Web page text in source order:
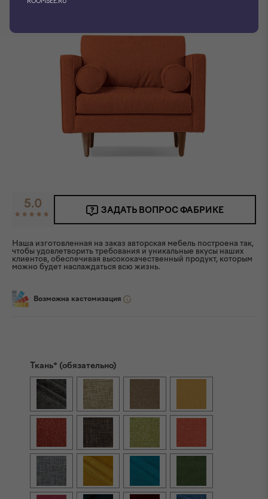
5.0 ЗАДАТЬ ВОПРОС ФАБРИКЕ
Наша изготовленная на заказ авторская мебель построена так,
чтобы удовлетворить требования и уникальные вкусы наших
клиентов, обеспечивая высококачественный продукт, которым
можно будет наслаждаться всю жизнь.
Возможна кастомизация
Ткань* (обязательно)